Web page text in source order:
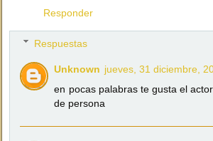
Responder
Respuestas
Unknown jueves, 31 diciembre,
en pocas palabras te gusta el
de persona